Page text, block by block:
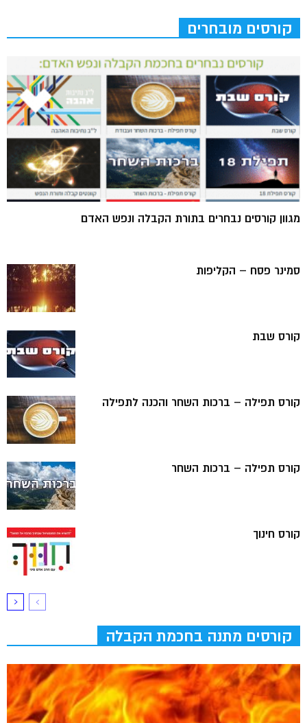
קורסים מובחרים
מגוון קורסים נבחרים בתורת הקבלה ונפש האדם
סמינר פסח – הקליפות
קורס שבת
קורס תפילה – ברכות השחר והכנה לתפילה
קורס תפילה – ברכות השחר
קורס חינוך
קורסים מתנה בחכמת הקבלה